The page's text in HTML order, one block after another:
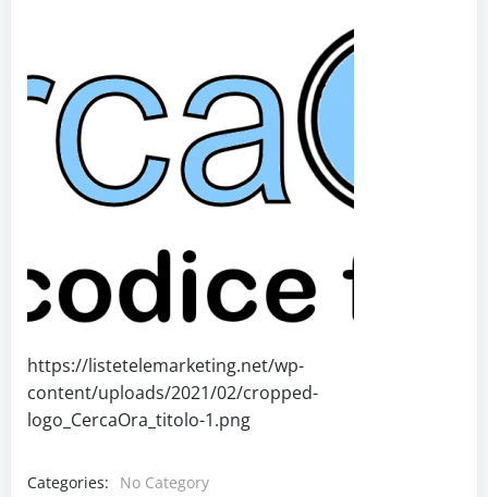
https://listetelemarketing.net/wp-
content/uploads/2021/02/cropped-
logo_CercaOra_titolo-1.png
Categories:
No Category